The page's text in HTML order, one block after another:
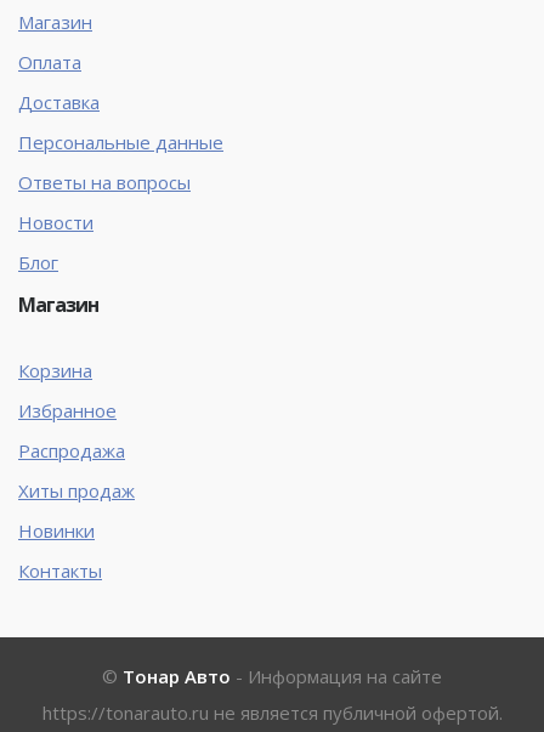
Магазин
Оплата
Доставка
Персональные данные
Ответы на вопросы
Новости
Блог
Магазин
Корзина
Избранное
Распродажа
Хиты продаж
Новинки
Контакты
© Тонар Авто - Информация на сайте
https://tonarauto.ru не является публичной офертой.